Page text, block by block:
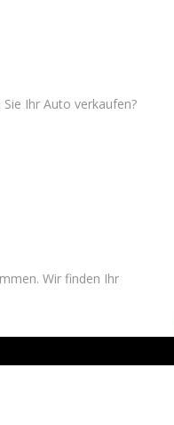
Sie Ihr Auto verkaufen?
Wir finden Ihr